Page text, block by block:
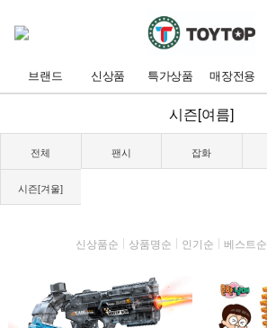
브랜드 신상품 특가상품 매장전용
시즌[여름]
전체 팬시 잡화
시즌[겨울]
신상품순 상품명순 인기순 베스트순